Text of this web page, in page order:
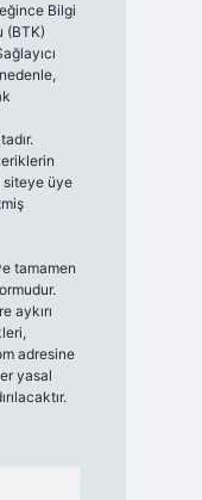
Bilgi
(BTK)
siteye üye
tamamen
aykırı
adresine
yasal